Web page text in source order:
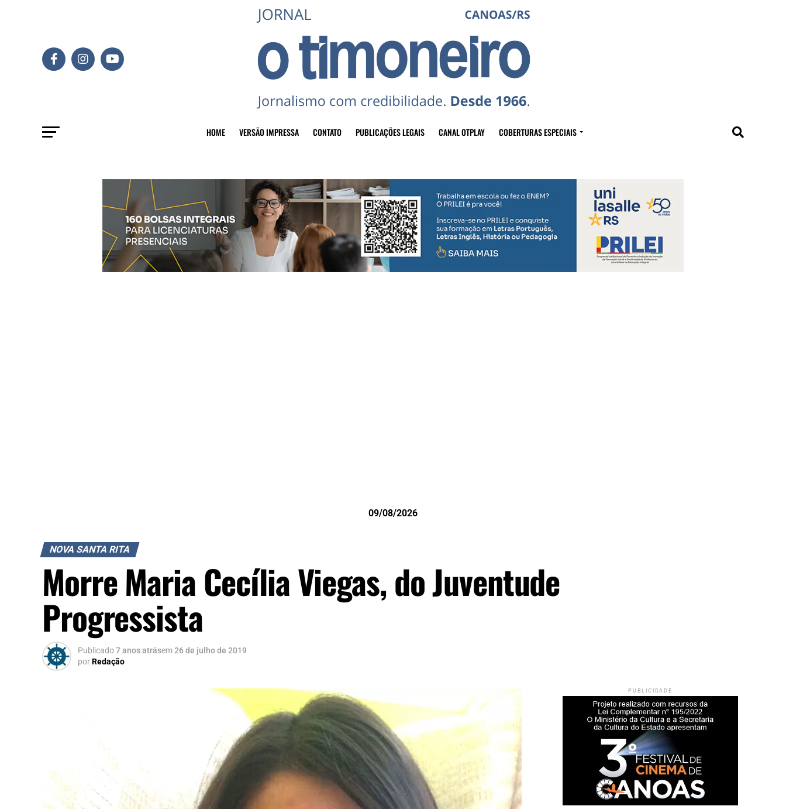
HOME VERSÃO IMPRESSA CONTATO PUBLICAÇÕES LEGAIS CANAL OTPLAY COBERTURAS ESPECIAIS
09/08/2026
NOVA SANTA RITA
Morre Maria Cecília Viegas, do Juventude
Progressista
Publicado7 anos atrásem26 de julho de 2019
porRedação
PUBLICIDADE